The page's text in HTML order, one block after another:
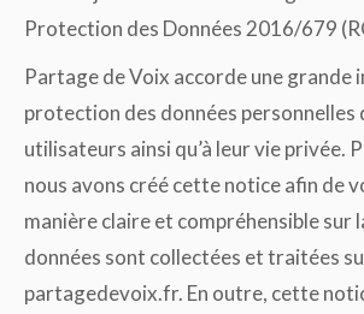
Protection des Données 2016/679
Partage de Voix accorde une grande
protection des données personnelles
utilisateurs ainsi qu’à leur vie privée.
nous avons créé cette notice afin de
manière claire et compréhensible sur
données sont collectées et traitées
partagedevoix.fr. En outre, cette